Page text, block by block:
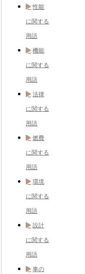
性能
に関する
用語
機能
に関する
用語
法律
に関する
用語
燃費
に関する
用語
環境
に関する
用語
設計
に関する
用語
車の